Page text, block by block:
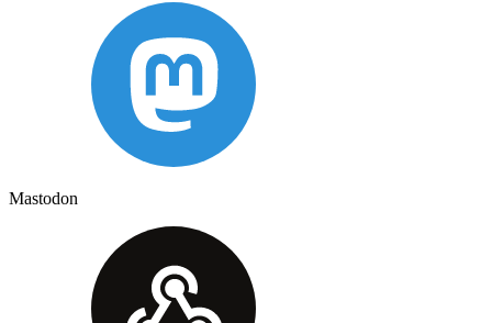
Mastodon